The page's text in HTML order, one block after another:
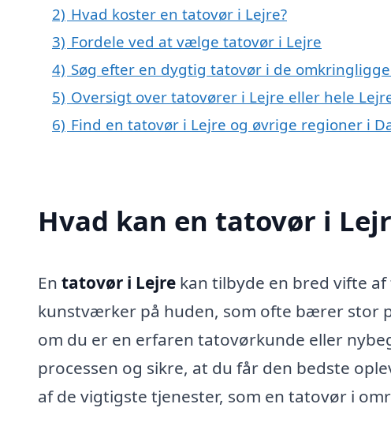
2) Hvad koster en tatovør i Lejre?
3) Fordele ved at vælge tatovør i Lejre
4) Søg efter en dygtig tatovør i de
5) Oversigt over tatovører i Lejre eller hele
6) Find en tatovør i Lejre og øvrige regioner i
Hvad kan en tatovør i
En tatovør i Lejre kan tilbyde en bred vifte
kunstværker på huden, som ofte bærer stor
om du er en erfaren tatovørkunde eller
processen og sikre, at du får den bedste
af de vigtigste tjenester, som en tatovør i